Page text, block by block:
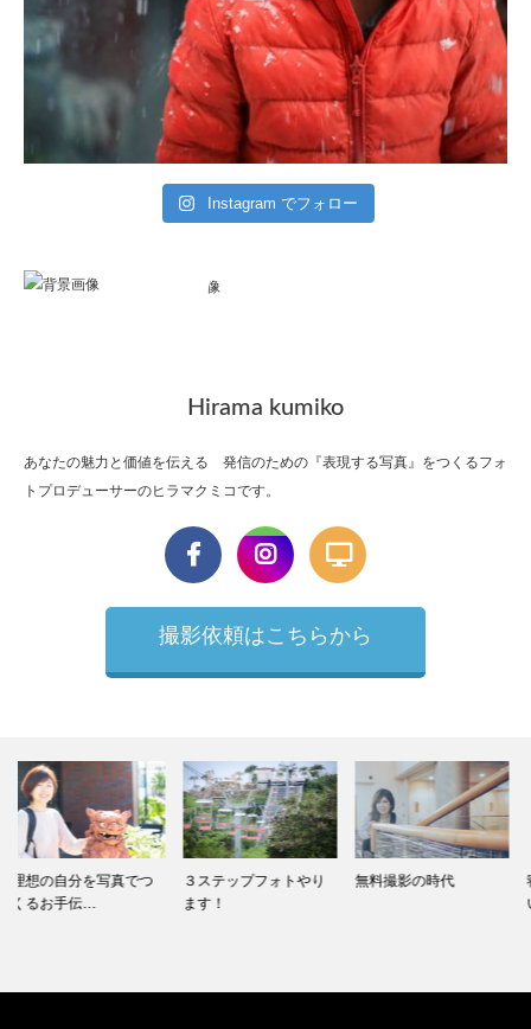
Instagram でフォロー
Hirama kumiko
あなたの魅力と価値を伝える 発信のための『表現する写真』をつくるフォ
トプロデューサーのヒラマクミコです。
撮影依頼はこちらから
３ステップフォトやり
ます！
無料撮影の時代
寝てるのもなかなかい